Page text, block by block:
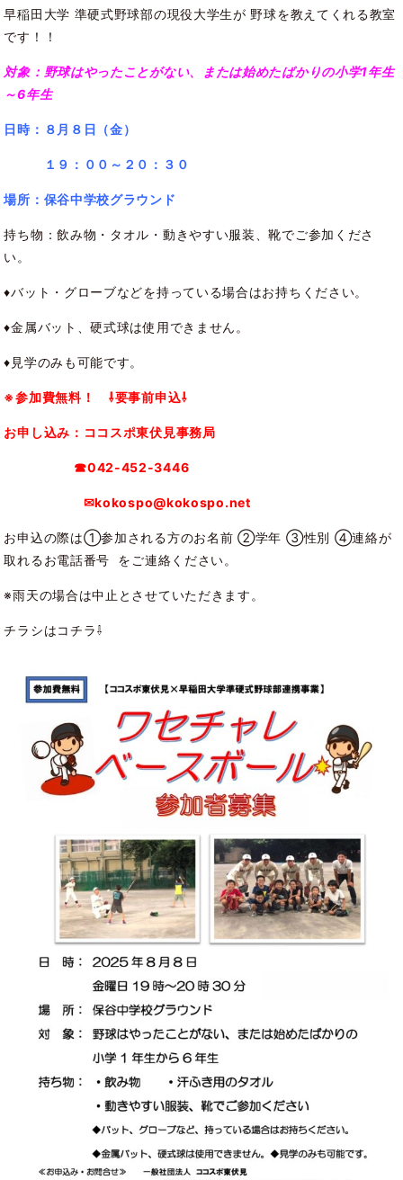
早稲田大学 準硬式野球部の現役大学生が 野球を教えてくれる教室
です！！
対象：野球はやったことがない、または始めたばかりの小学1年生
～6年生
日時：８ 月８日（金）
１９：００～２０：３０
場所 ：保谷中学校グラウンド
持ち物：飲み物・タオル・動きやすい服装、靴でご参加くださ
い。
♦バット・グローブなどを持っている場合はお持ちください。
♦金属バット、硬式球は使用できません。
♦見学のみも可能です。
※参加費無料！ ⇩要事前申込⇩
お申し込み：ココスポ東伏見事務局
☎042-452-3446
✉kokospo@kokospo.net
お申込の際は①参加される方のお名前 ②学年 ③性別 ④連絡が
取れるお電話番号 をご連絡ください。
※雨天の場合は中止とさせていただきます。
チラシはコチラ⇩